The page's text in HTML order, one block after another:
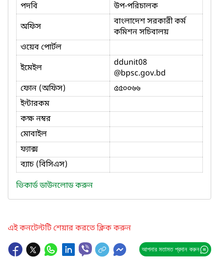
পদবি
উপ-পরিচালক
অফিস
বাংলাদেশ সরকারী কর্ম
কমিশন সচিবালয়
ওয়েব পোর্টল
ইমেইল
ddunit08
@bpsc.gov.bd
ফোন (অফিস)
৫৫০০৬৬
ইন্টারকম
কক্ষ নম্বর
মোবাইল
ফ্যাক্স
ব্যাচ (বিসিএস)
ভিকার্ড ডাউনলোড করুন
এই কনটেন্টটি শেয়ার করতে ক্লিক করুন
আপনার মতামত প্রদান করুন